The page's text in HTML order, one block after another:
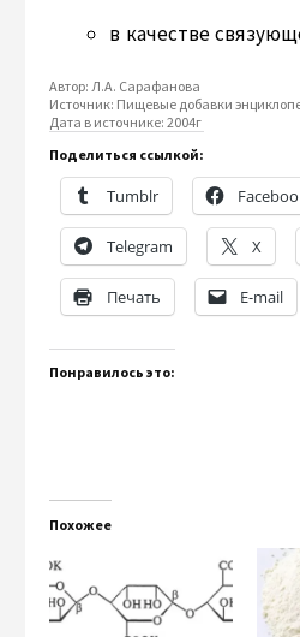
в качестве
Автор: Л.А. Сарафанова
Источник: Пищевые добавки
Дата в источнике: 2004г
Поделиться ссылкой:
Tumblr
Telegram X
Печать E-mail
Понравилось это:
Похожее